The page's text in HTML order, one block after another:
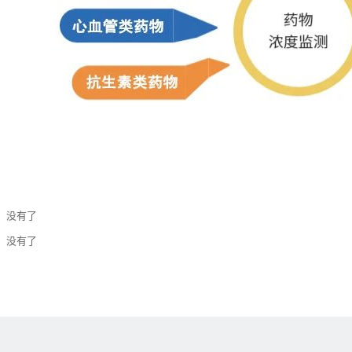
没有了
没有了